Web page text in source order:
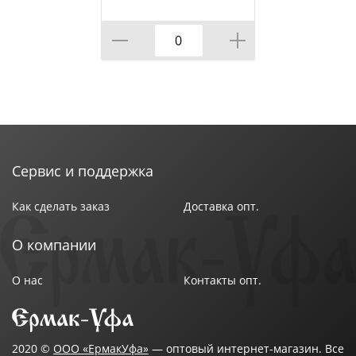
шт, 1/
Сервис и поддержка
Как сделать заказ Доставка опт.
О компании
О нас Контакты опт.
2020 © ООО «ЕрмакУфа» — оптовый интернет-магазин. Все